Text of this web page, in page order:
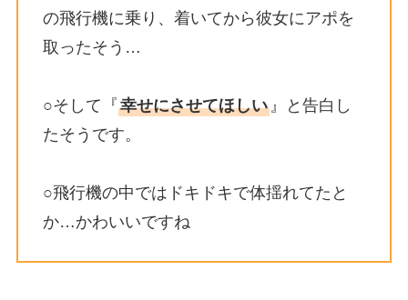
の飛行機に乗り、着いてから彼女にアポを
取ったそう…
○そして『幸せにさせてほしい』と告白し
たそうです。
○飛行機の中ではドキドキで体揺れてたと
か…かわいいですね